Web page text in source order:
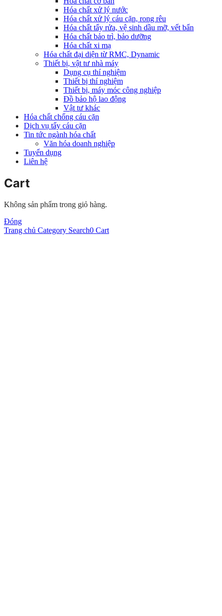
Hóa chất xử lý nước
Hóa chất xử lý cáu cặn, rong rêu
Hóa chất tẩy rửa, vệ sinh dầu mỡ, vết bẩn
Hóa chất bảo trì, bảo dưỡng
Hóa chất xi mạ
Hóa chất đại diện từ RMC, Dynamic
Thiết bị, vật tư nhà máy
Dụng cụ thí nghiệm
Thiết bị thí nghiệm
Thiết bị, máy móc công nghiệp
Đồ bảo hộ lao động
Vật tư khác
Hóa chất chống cáu cặn
Dịch vụ tẩy cáu cặn
Tin tức ngành hóa chất
Văn hóa doanh nghiệp
Tuyển dụng
Liên hệ
Cart
Không sản phẩm trong giỏ hàng.
Đóng
Trang chủ Category Search0 Cart